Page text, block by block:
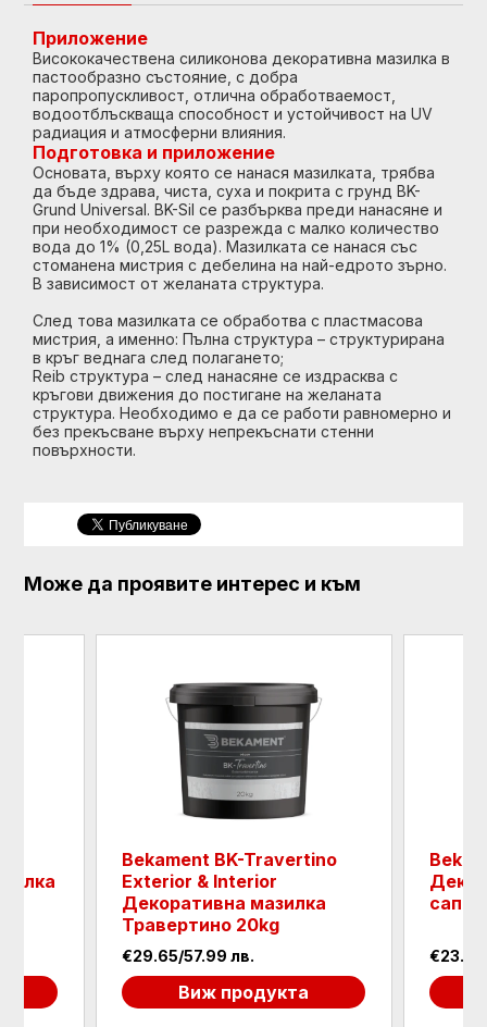
Приложение
Висококачествена силиконова декоративна мазилка в
пастообразно състояние, с добра
паропропускливост, отлична обработваемост,
водоотблъскваща способност и устойчивост на UV
радиация и атмосферни влияния.
Подготовка и приложение
Основата, върху която се нанася мазилката, трябва
да бъде здрава, чиста, суха и покрита с грунд BK-
Grund Universal. BK-Sil се разбърква преди нанасяне и
при необходимост се разрежда с малко количество
вода до 1% (0,25L вода). Мазилката се нанася със
стоманена мистрия с дебелина на най-едрото зърно.
В зависимост от желаната структура.
След това мазилката се обработва с пластмасова
мистрия, а именно: Пълна структура – ​​структурирана
в кръг веднага след полагането;
Reib структура – ​​след нанасяне се издрасква с
кръгови движения до постигане на желаната
структура. Необходимо е да се работи равномерно и
без прекъсване върху непрекъснати стенни
повърхности.
Може да проявите интерес и към
Bekament BK-Travertino
Exterior & Interior
Декоративна мазилка
Травертино 20kg
€29.65/57.99 лв.
Виж продукта